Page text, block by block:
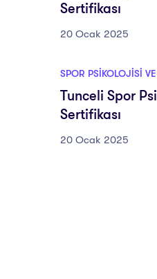
Sertifikası
20 Ocak 2025
SPOR PSIKOLOJISI
Tunceli Spor
Sertifikası
20 Ocak 2025